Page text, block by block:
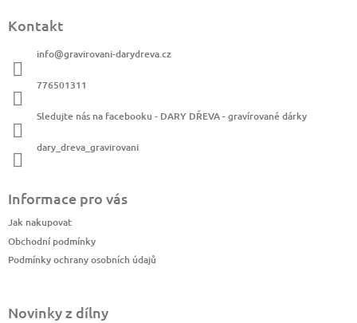
Kontakt
info@gravirovani-darydreva.cz
776501311
Sledujte nás na facebooku - DARY DŘEVA - gravírované dárky
dary_dreva_gravirovani
Informace pro vás
Jak nakupovat
Obchodní podmínky
Podmínky ochrany osobních údajů
Novinky z dílny